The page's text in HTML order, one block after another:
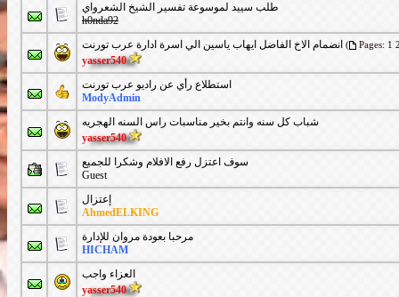
طلب سييد لموسوعة تفسير الشيخ الشعرواي
h0nda92
انضمام الاخ الفاضل ايهاب ياسين الي اسرة ادارة عرب تورنت ( Pages: 1
yasser540
استطلاع رأي عن راديو عرب تورنت
ModyAdmin
شباب كل سنه وانتم بخير مناسبات راس السنه الهجريه
yasser540
سوف اعتزل رفع الافلام وشكرا للجميع
Guest
إعتزال
AhmedELKING
مرحبا بعودة مروان للإدارة
HICHAM
العزاء واجب
yasser540